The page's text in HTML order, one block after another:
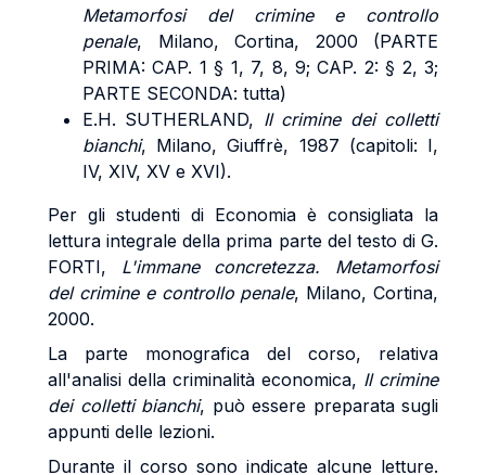
Metamorfosi del crimine e controllo
penale, Milano, Cortina, 2000 (PARTE
PRIMA: CAP. 1 § 1, 7, 8, 9; CAP. 2: § 2, 3;
PARTE SECONDA: tutta)
E.H. SUTHERLAND, Il crimine dei colletti
bianchi, Milano, Giuffrè, 1987 (capitoli: I,
IV, XIV, XV e XVI).
Per gli studenti di Economia è consigliata la
lettura integrale della prima parte del testo di G.
FORTI, L'immane concretezza. Metamorfosi
del crimine e controllo penale, Milano, Cortina,
2000.
La parte monografica del corso, relativa
all'analisi della criminalità economica, Il crimine
dei colletti bianchi, può essere preparata sugli
appunti delle lezioni.
Durante il corso sono indicate alcune letture.